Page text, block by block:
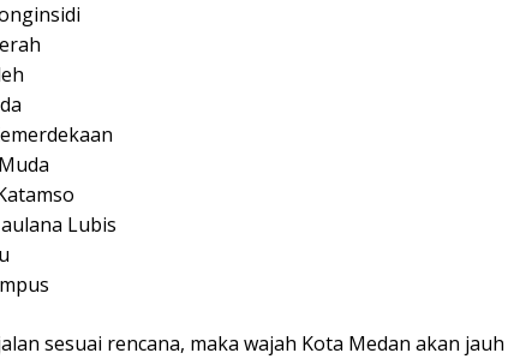
Lubis
sesuai rencana, maka wajah Kota Medan akan